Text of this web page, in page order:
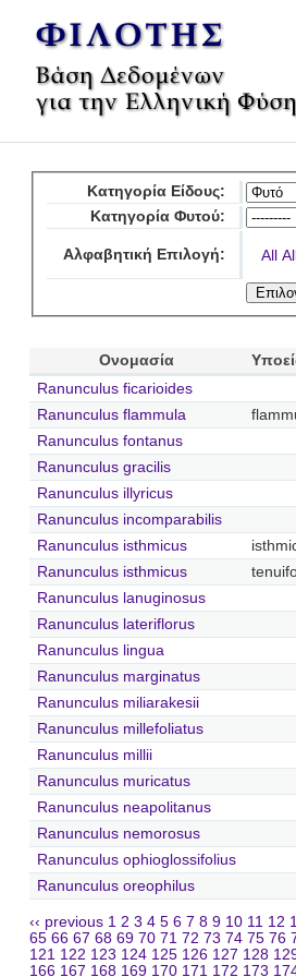
Κατηγορία Είδους:
Κατηγορία Φυτού:
Αλφαβητική Επιλογή: All
Ονομασία
Ranunculus ficarioides
Ranunculus flammula
Ranunculus fontanus
Ranunculus gracilis
Ranunculus illyricus
Ranunculus incomparabilis
Ranunculus isthmicus
Ranunculus isthmicus
Ranunculus lanuginosus
Ranunculus lateriflorus
Ranunculus lingua
Ranunculus marginatus
Ranunculus miliarakesii
Ranunculus millefoliatus
Ranunculus millii
Ranunculus muricatus
Ranunculus neapolitanus
Ranunculus nemorosus
Ranunculus ophioglossifolius
Ranunculus oreophilus
‹‹ previous 1 2 3 4 5 6 7 8 9 10 11 12
65 66 67 68 69 70 71 72 73 74 75 76
121 122 123 124 125 126 127 128
166 167 168 169 170 171 172 173